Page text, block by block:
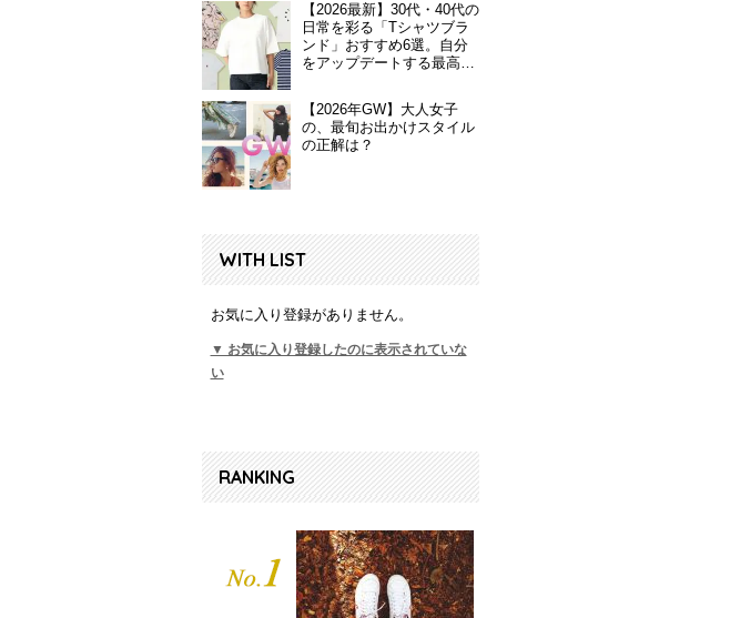
【2026最新】30代・40代の
日常を彩る「Tシャツブラ
ンド」おすすめ6選。自分
をアップデートする最高の
【2026年GW】大人女子
の、最旬お出かけスタイル
の正解は？
WITH LIST
お気に入り登録がありません。
▼ お気に入り登録したのに表示されていな
い
RANKING